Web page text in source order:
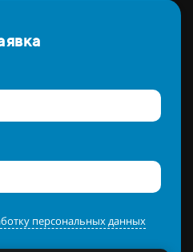
персональных данных